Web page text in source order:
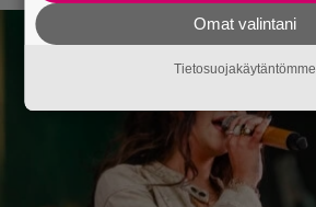
Omat valintani
Tietosuojakäytäntömme